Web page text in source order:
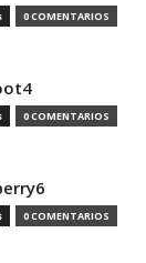
0 COMENTARIOS
0 COMENTARIOS
0 COMENTARIOS